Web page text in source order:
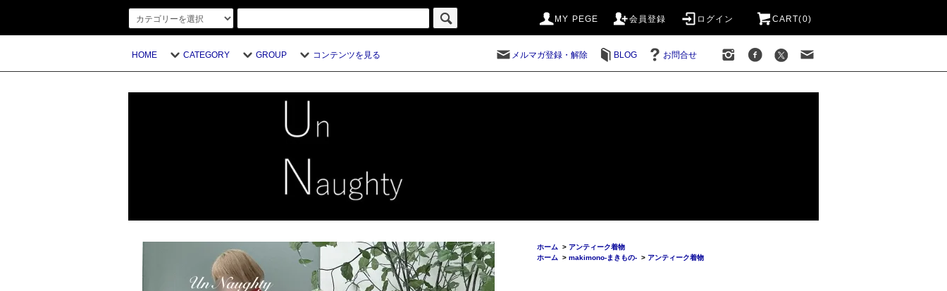
MY PEGE 会員登録 ログイン CART(0)
HOME CATEGORY GROUP コンテンツを見る メルマガ登録・解除 BLOG お問合せ
ホーム > アンティーク着物
ホーム > makimono-まきもの- > アンティーク着物